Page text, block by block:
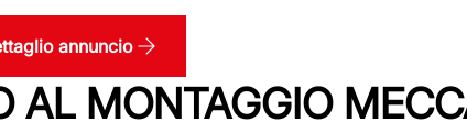
annuncio
AL MONTAGGIO